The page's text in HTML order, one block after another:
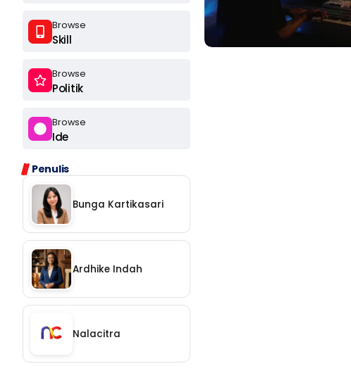
Langganan
Chat
Ikuti
Browse
Skill
Browse
Politik
Browse
Ide
Penulis
Bunga Kartikasari
Ardhike Indah
Nalacitra